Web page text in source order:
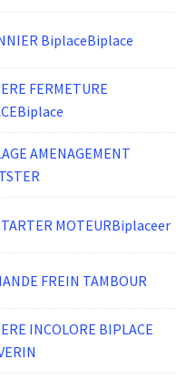
BiplaceBiplace
FERMETURE
AMENAGEMENT
MOTEURBiplaceer
FREIN TAMBOUR
INCOLORE BIPLACE